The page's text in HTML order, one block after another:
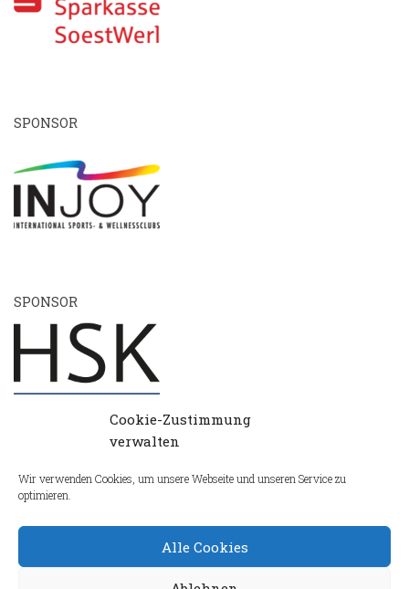
Cookie-Zustimmung
verwalten
Wir verwenden Cookies, um unsere Webseite und unseren Service zu
optimieren.
Alle Cookies
SPONSOR
SPONSOR